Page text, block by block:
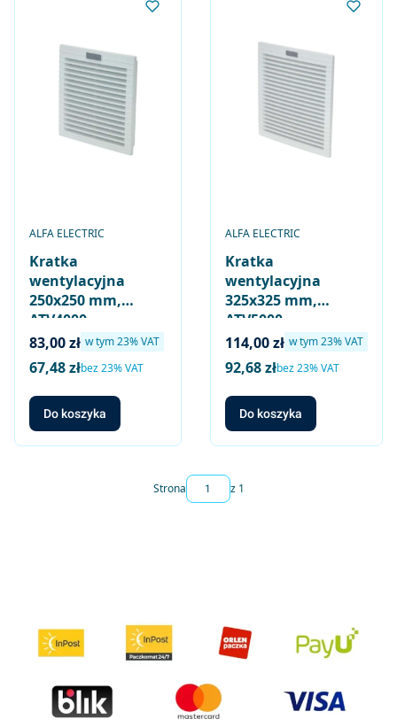
Kratka
wentylacyjna
250x250 mm,
ATV4000
PRODUCENT
ALFA ELECTRIC
Cena brutto
83,00 zł w tym %s VAT
w tym23%VAT
Cena netto
67,48 złbez 23% VAT
Do koszyka
Kratka
wentylacyjna
325x325 mm,
ATV5000
PRODUCENT
ALFA ELECTRIC
Cena brutto
114,00 zł w tym %s VAT
w tym23%VAT
Cena netto
92,68 złbez 23% VAT
Do koszyka
Strona z 1